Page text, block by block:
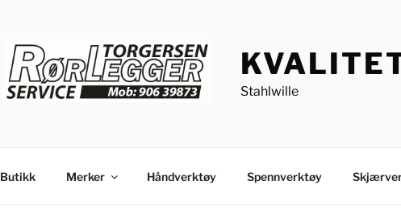
Stahlwille
Butikk Merker Håndverktøy Spennverktøy